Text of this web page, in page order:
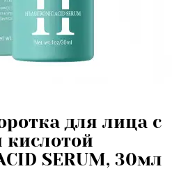
для лица с
кислотой
SERUM, 30мл